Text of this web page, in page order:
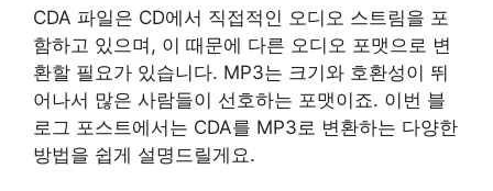
CDA 파일은 CD에서 직접적인 오디오 스트림을 포
함하고 있으며, 이 때문에 다른 오디오 포맷으로 변
환할 필요가 있습니다. MP3는 크기와 호환성이 뛰
어나서 많은 사람들이 선호하는 포맷이죠. 이번 블
로그 포스트에서는 CDA를 MP3로 변환하는 다양한
방법을 쉽게 설명드릴게요.